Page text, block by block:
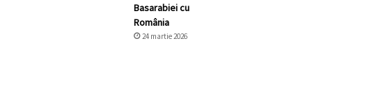
Basarabiei cu
România
24 martie 2026